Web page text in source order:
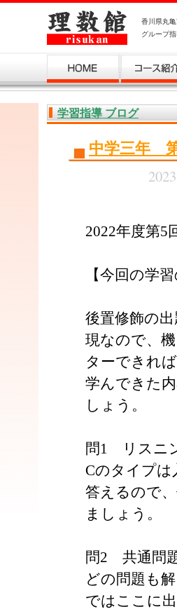
香川県丸
グループ
学習指導 ブログ
中学三年
2022年度第
【今回の学
後置修飾の
現なので、
ターできれ
学んできた
しょう。
問1 リスニ
Cのタイプは
答えるので
ましょう。
問2 共通問
どの問題も
ではここに